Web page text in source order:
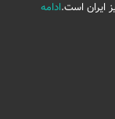
ادامه